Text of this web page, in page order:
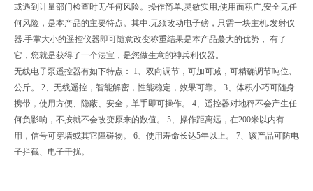
或遇到计量部门检查时无任何风险。操作简单;灵敏实用;使用面积广;安全无任
何风险，是本产品的主要特点。其中:无须改动电子磅，只需一块主机.发射仪
器.手掌大小的遥控仪器即可随意改变称重结果是本产品蕞大的优势， 有了
它，您就是获得了一个法宝，是您做生意的神兵利仪器。
无线电子泵遥控器有如下特点： 1、双向调节，可加可减，可精确调节吨位、
公斤。 2、无线遥控，智能解密，性能稳定，效果可靠。 3、体积小巧可随身
携带，使用方便、隐蔽、安全，单手即可操作。 4、遥控器对地秤不会产生任
何负影响，不按就不会改变原来的数值。 5、操作距离远，在200米以内有
用，信号可穿墙或其它障碍物。 6、使用寿命长达5年以上。 7、该产品可防电
子拦截、电子干扰。